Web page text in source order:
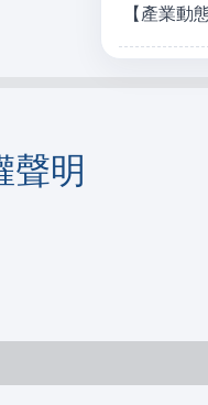
【產業動
聲明